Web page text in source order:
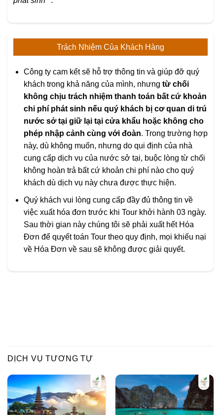
Trách Nhiệm Của Khách Hàng
Công ty cam kết sẽ hỗ trợ thông tin và giúp đỡ quý
khách trong khả năng của mình, nhưng từ chối
không chịu trách nhiệm thanh toán bất cứ khoản
chi phí phát sinh nếu quý khách bị cơ quan di trú
nước sở tại giữ lại tại cửa khẩu hoặc không cho
phép nhập cảnh cùng với đoàn. Trong trường hợp
này, dù không muốn, nhưng do qui định của nhà
cung cấp dịch vụ của nước sở tại, buộc lòng từ chối
không hoàn trả bất cứ khoản chi phí nào cho quý
khách dù dịch vụ này chưa được thực hiện.
Quý khách vui lòng cung cấp đầy đủ thông tin về
việc xuất hóa đơn trước khi Tour khởi hành 03 ngày.
Sau thời gian này chúng tôi sẽ phải xuất hết Hóa
Đơn để quyết toán Tour theo quy định, mọi khiếu nại
về Hóa Đơn về sau sẽ không được giải quyết.
DỊCH VỤ TƯƠNG TỰ